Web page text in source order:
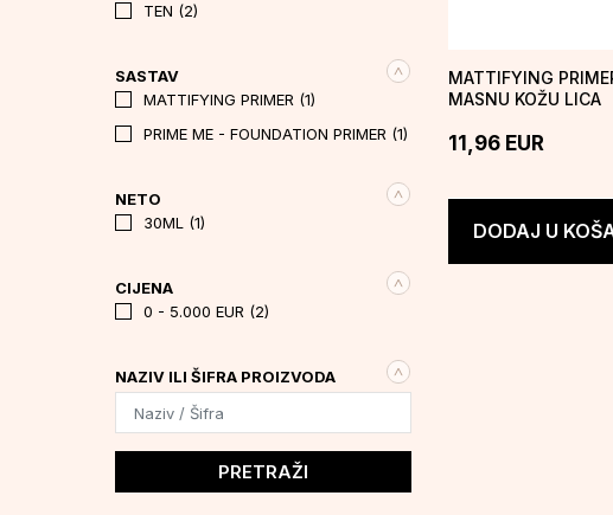
FIKSATOR
MASKARE
SJENILA
OLOVKE ZA OČI
EYELINERS
RUŽEVI
OLOVKE ZA USNE
TEN (2)
SASTAV
MATTIFYING PRIMER (1)
PRIME ME - FOUNDATION PRIMER (1)
NETO
30ML (1)
CIJENA
0 - 5.000 EUR (2)
NAZIV ILI ŠIFRA PROIZVODA
PRETRAŽI
MATTIFYING
MASNU KOŽU LICA
11,96 EUR
DODAJ U